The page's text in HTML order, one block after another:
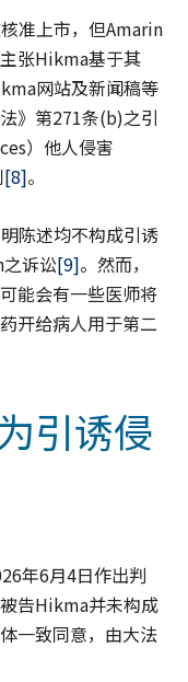
准上市，但Amarin
张Hikma基于其
网站及新闻稿等
》第271条(b)之引
）他人侵害
[8]。
陈述均不构成引诱
诉讼[9]。然而，
能会有一些医师将
开给病人用于第二
引诱侵
年6月4日作出判
告Hikma并未构成
一致同意，由大法